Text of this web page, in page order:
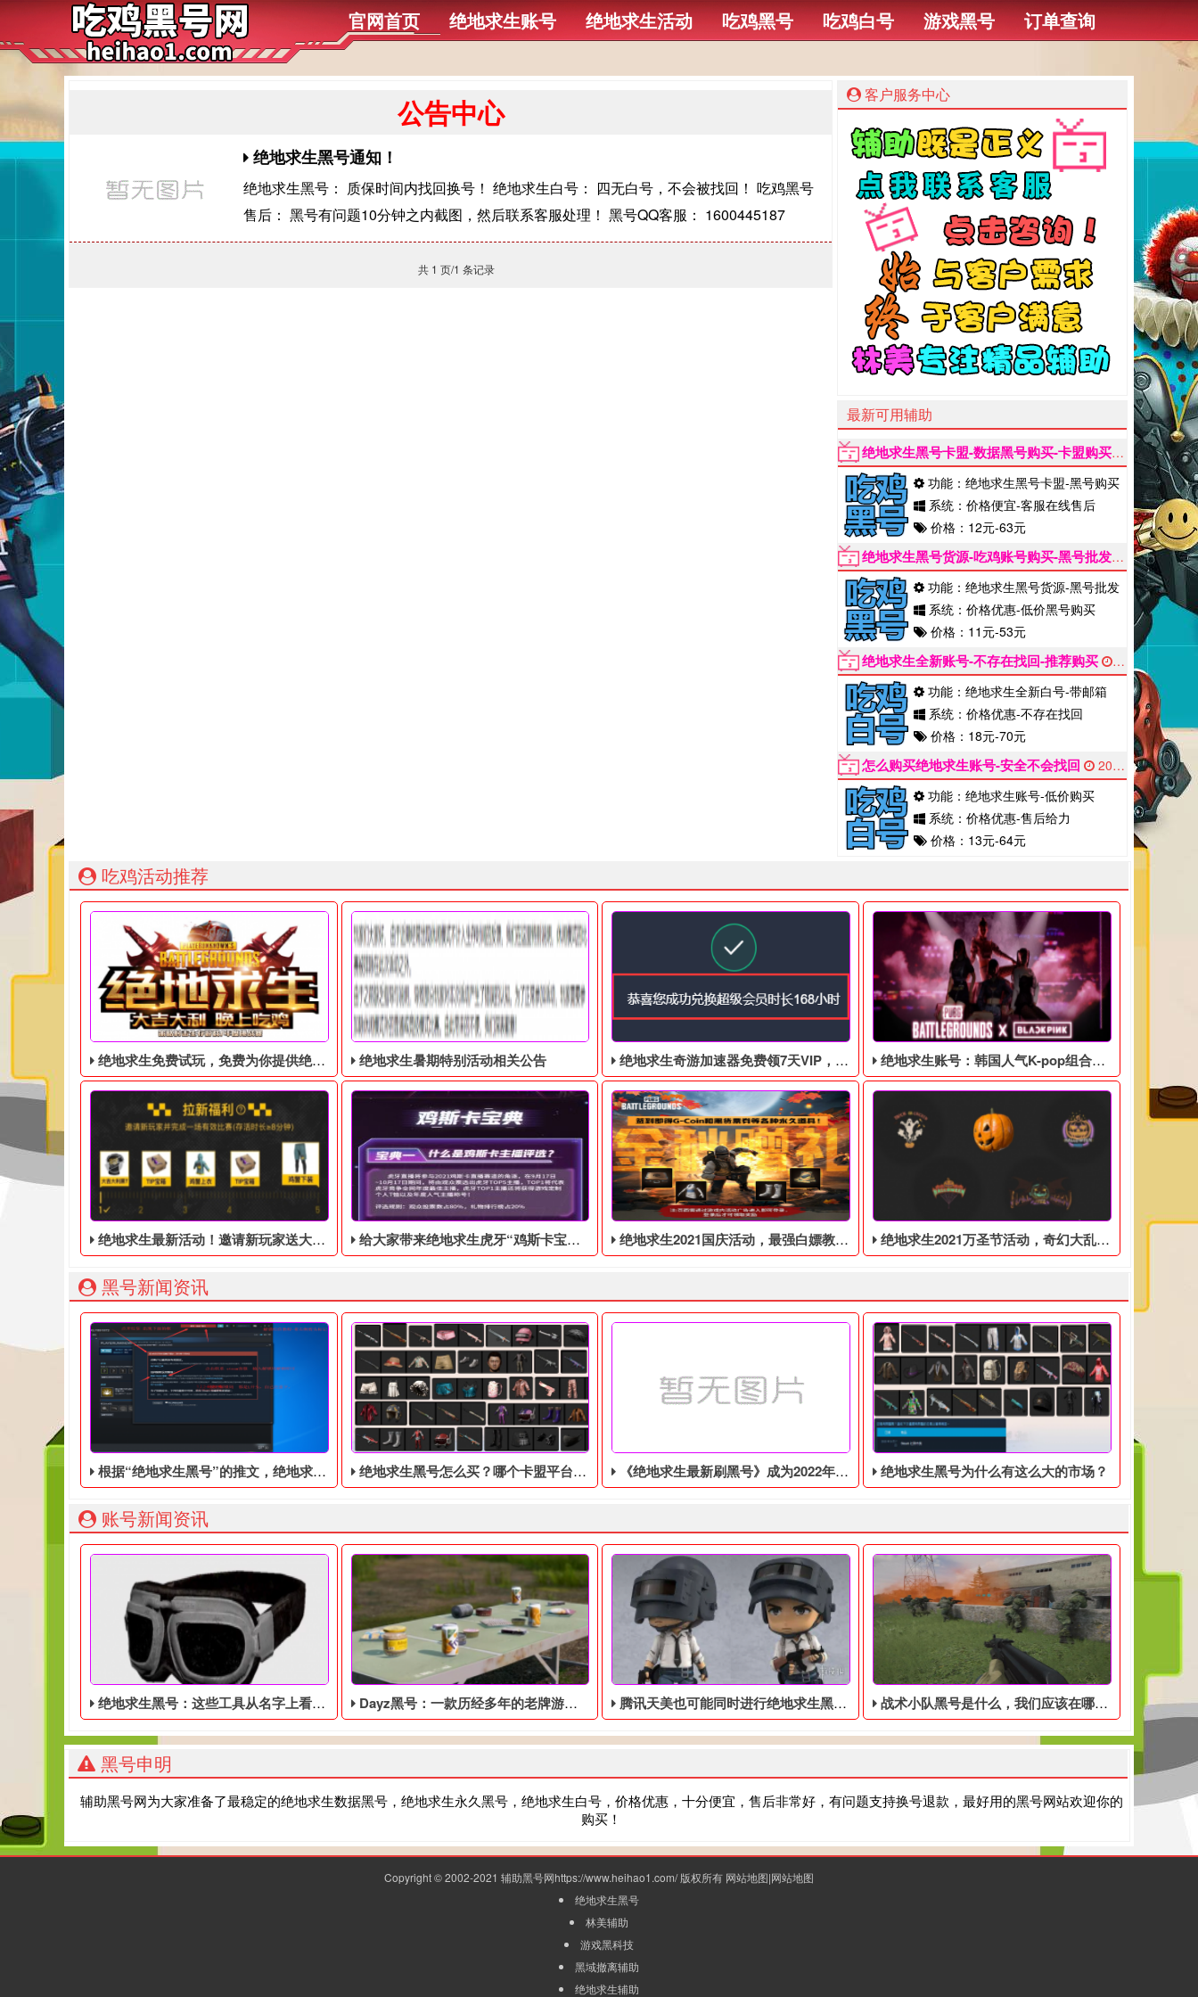
官网首页 绝地求生账号 绝地求生活动 吃鸡黑号 吃鸡白号 游戏黑号 订单查询
公告中心
绝地求生黑号通知！
绝地求生黑号： 质保时间内找回换号！ 绝地求生白号： 四无白号，不会被找回！ 吃鸡黑号
售后： 黑号有问题10分钟之内截图，然后联系客服处理！ 黑号QQ客服： 1600445187
共 1 页/1 条记录
客户服务中心
最新可用辅助
绝地求生黑号卡盟-数据黑号购买-卡盟购买黑号能用多久
功能：绝地求生黑号卡盟-黑号购买
系统：价格便宜-客服在线售后
价格：12元-63元
绝地求生黑号货源-吃鸡账号购买-黑号批发市场
2022-
功能：绝地求生黑号货源-黑号批发
系统：价格优惠-低价黑号购买
价格：11元-53元
绝地求生全新账号-不存在找回-推荐购买
2022-06-12
功能：绝地求生全新白号-带邮箱
系统：价格优惠-不存在找回
价格：18元-70元
怎么购买绝地求生账号-安全不会找回
2022-06-12
功能：绝地求生账号-低价购买
系统：价格优惠-售后给力
价格：13元-64元
吃鸡活动推荐
绝地求生免费试玩，免费为你提供绝地求生账号 绝地求生暑期特别活动相关公告 绝地求生奇游加速器免费领7天VIP，合计168小时 绝地求生账号：韩国人气K-pop组合Blackpink联动，活动将于8月8日至9月7日举行
绝地求生最新活动！邀请新玩家送大吉大利黑T！ 给大家带来绝地求生虎牙“鸡斯卡宝典”的福利活动，这次福利活动将于9月17日至10月17日开始 绝地求生2021国庆活动，最强白嫖教程，最好用的活动攻略 绝地求生2021万圣节活动，奇幻大乱斗回归，还有新皮肤和新地图
黑号新闻资讯
根据“绝地求生黑号”的推文，绝地求生端游可能永久免费 绝地求生黑号怎么买？哪个卡盟平台好？ 《绝地求生最新刷黑号》成为2022年Steam评分最高的游戏，在线峰值超6.2万 绝地求生黑号为什么有这么大的市场？
账号新闻资讯
绝地求生黑号：这些工具从名字上看起来很强，但实际作用和玩家想的不同！ Dayz黑号：一款历经多年的老牌游戏，也要进行最佳化更新 腾讯天美也可能同时进行绝地求生黑号​IP的手游 战术小队黑号是什么，我们应该在哪里去购买squad黑号
黑号申明
辅助黑号网为大家准备了最稳定的绝地求生数据黑号，绝地求生永久黑号，绝地求生白号，价格优惠，十分便宜，售后非常好，有问题支持换号退款，最好用的黑号网站欢迎你的
购买！
Copyright © 2002-2021 辅助黑号网https://www.heihao1.com/ 版权所有 网站地图|网站地图
绝地求生黑号
林美辅助
游戏黑科技
黑域撤离辅助
绝地求生辅助